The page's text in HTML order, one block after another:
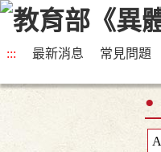
::: 最新消息 常見問題